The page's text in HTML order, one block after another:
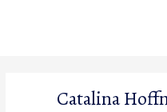
Catalina